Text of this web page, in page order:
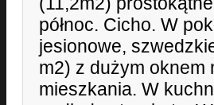
północ. Cicho. W
jesionowe,
m2) z dużym oknem
mieszkania. W